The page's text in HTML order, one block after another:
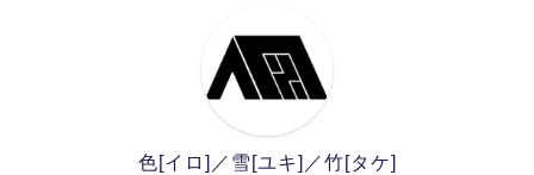
色[イロ]／雪[ユキ]／竹[タケ]